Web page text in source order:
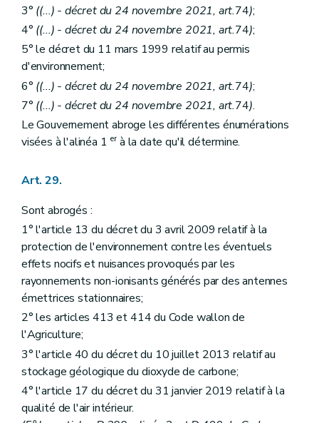
3° ((...) - décret du 24 novembre 2021, art.74);
4° ((...) - décret du 24 novembre 2021, art.74);
5° le décret du 11 mars 1999 relatif au permis
d'environnement;
6° ((...) - décret du 24 novembre 2021, art.74);
7° ((...) - décret du 24 novembre 2021, art.74).
Le Gouvernement abroge les différentes énumérations
visées à l'alinéa 1 erà la date qu'il détermine.
Art. 29.
Sont abrogés :
1° l'article 13 du décret du 3 avril 2009 relatif à la
protection de l'environnement contre les éventuels
effets nocifs et nuisances provoqués par les
rayonnements non-ionisants générés par des antennes
émettrices stationnaires;
2° les articles 413 et 414 du Code wallon de
l'Agriculture;
3° l'article 40 du décret du 10 juillet 2013 relatif au
stockage géologique du dioxyde de carbone;
4° l'article 17 du décret du 31 janvier 2019 relatif à la
qualité de l'air intérieur.